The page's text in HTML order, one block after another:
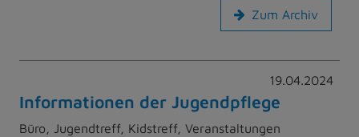
Zum Archiv
19.04.2024
Informationen der Jugendpflege
Büro, Jugendtreff, Kidstreff, Veranstaltungen